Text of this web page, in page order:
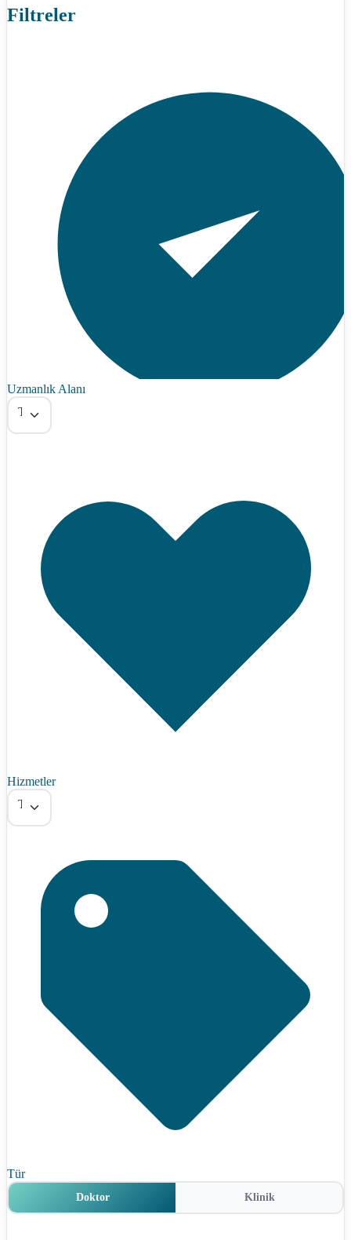
Filtreler
Uzmanlık Alanı
Tümü
Hizmetler
Tümü
Tür
Doktor Klinik